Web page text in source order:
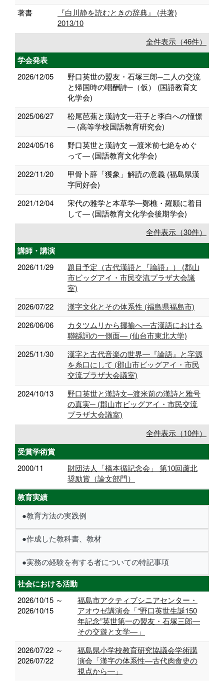
著書
『白川静を読むときの辞典』 (共著)
2013/10
全件表示（46件）
学会発表
2026/12/05
野口英世の盟友・石塚三郎─二人の交流
と帰国時の唱酬詩─（仮） (国語教育文
化学会)
2025/06/27
松尾芭蕉と漢詩文―荘子と李白への憧憬
― (高等学校国語教育研究会)
2024/05/16
野口英世と漢詩文 ―渡米前七絶をめぐ
って― (国語教育文化学会)
2022/11/20
甲骨卜辞「獲象」解読の意義 (福島県漢
字同好会)
2021/12/04
宋代の雅学と本草学―鄭樵・羅願に着目
して― (国語教育文化学会後期学会)
全件表示（30件）
講師・講演
2026/11/29
題目予定（古代漢語と『論語』） (郡山
市ビッグアイ・市民交流プラザ大会議
室)
2026/07/22
漢字文化とその体系性 (福島県福島市)
2026/06/06
カタツムリから揶揄へ―古漢語における
聯緜詞の一側面― (仙台市東北大学)
2025/11/30
漢字と古代音楽の世界―『論語』と字源
を糸口にして (郡山市ビッグアイ・市民
交流プラザ大会議室)
2024/10/13
野口英世と漢詩文─渡米前の漢詩と雅号
の真実─ (郡山市ビッグアイ・市民交流
プラザ大会議室)
全件表示（10件）
受賞学術賞
2000/11
財団法人「橋本循記念会」 第10回蘆北
奨励賞（論文部門）
教育実績
●教育方法の実践例
●作成した教科書、教材
●実務の経験を有する者についての特記事項
社会における活動
2026/10/15 ～
2026/10/15
福島市アクティブシニアセンター・
アオウゼ講演会「“野口英世生誕150
年記念”英世第一の盟友・石塚三郎―
その交遊と文学―」
2026/07/22 ～
2026/07/22
福島県小学校教育研究協議会学術講
演会「漢字の体系性―古代肉食史の
視点から―」